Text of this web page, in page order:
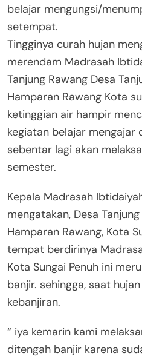
belajar mengungsi/
setempat.
Tingginya curah hujan
merendam Madrasah
Tanjung Rawang Desa
Hamparan Rawang Kota
ketinggian air hampir
kegiatan belajar mengajar
sebentar lagi akan
semester.
Kepala Madrasah
mengatakan, Desa
Hamparan Rawang, Kota
tempat berdirinya
Kota Sungai Penuh ini
banjir. sehingga, saat
kebanjiran.
“ iya kemarin kami
ditengah banjir karena